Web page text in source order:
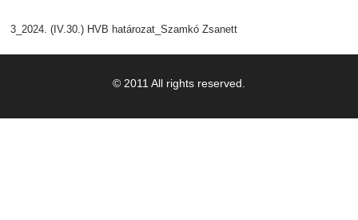
3_2024. (IV.30.) HVB határozat_Szamkó Zsanett
© 2011 All rights reserved.